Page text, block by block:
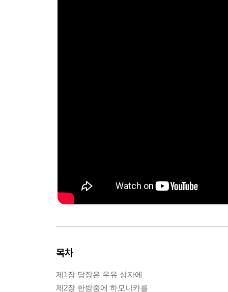
목차
제1장 답장은 우유 상자에
제2장 한밤중에 하모니카를